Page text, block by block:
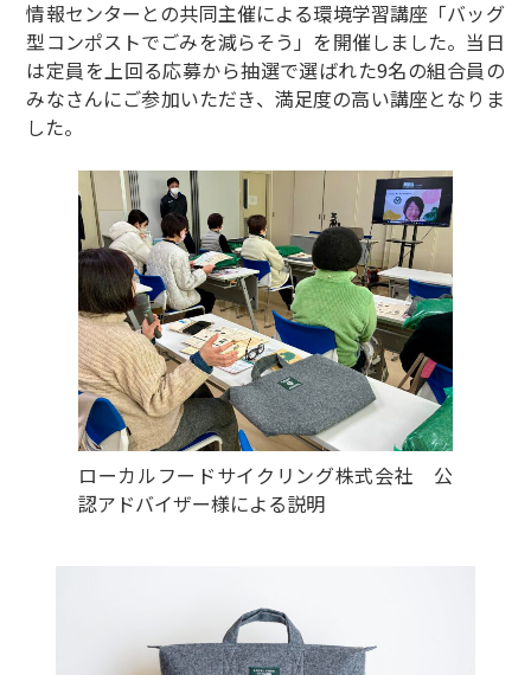
情報センターとの共同主催による環境学習講座「バッグ
型コンポストでごみを減らそう」を開催しました。当日
は定員を上回る応募から抽選で選ばれた9名の組合員の
みなさんにご参加いただき、満足度の高い講座となりま
した。
ローカルフードサイクリング株式会社 公
認アドバイザー様による説明